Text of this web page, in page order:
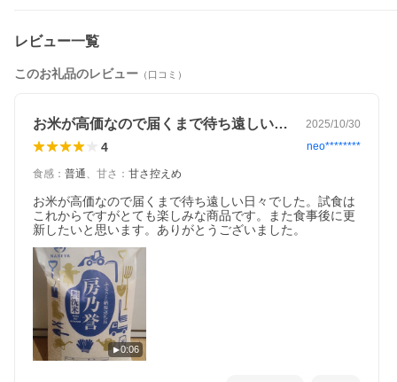
レビュー一覧
このお礼品のレビュー （口コミ）
お米が高価なので届くまで待ち遠しい日々… 2025/10/30
4 neo********
食感 ： 普通、 甘さ ： 甘さ控えめ
お米が高価なので届くまで待ち遠しい日々でした。試食は
これからですがとても楽しみな商品です。また食事後に更
新したいと思います。ありがとうございました。
0:06